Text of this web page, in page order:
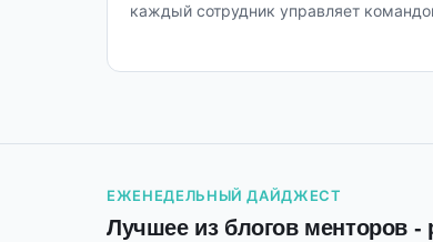
каждый сотрудник управляет
ЕЖЕНЕДЕЛЬНЫЙ ДАЙДЖЕСТ
Лучшее из блогов менторов -